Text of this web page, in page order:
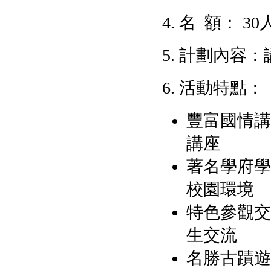
4. 名 額： 30
5. 計劃內容
6. 活動特點：
豐富國情
講座
著名學府
校園環境
特色參觀
生交流
名勝古蹟